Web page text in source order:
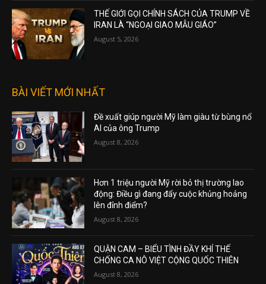
THẾ GIỚI GỌI CHÍNH SÁCH CỦA TRUMP VỀ
IRAN LÀ “NGOẠI GIAO MẪU GIÁO”
August 5, 2026
BÀI VIẾT MỚI NHẤT
Đề xuất giúp người Mỹ làm giàu từ bùng nổ
AI của ông Trump
August 8, 2026
Hơn 1 triệu người Mỹ rời bỏ thị trường lao
động: Điều gì đang đẩy cuộc khủng hoảng
lên đỉnh điểm?
August 8, 2026
QUẬN CAM – BIỂU TÌNH ĐẦY KHÍ THẾ
CHỐNG CA NÔ VIỆT CỘNG QUỐC THIÊN
August 8, 2026